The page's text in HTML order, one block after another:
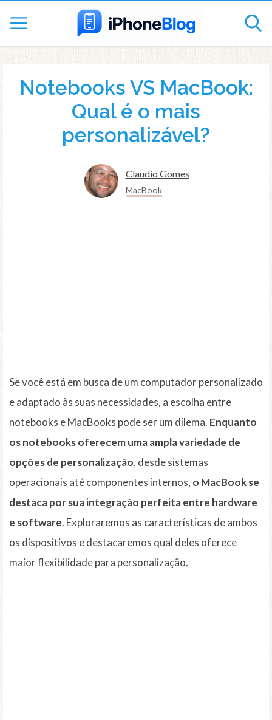
Notebooks VS MacBook:
Qual é o mais
personalizável?
Claudio Gomes
MacBook
Se você está em busca de um computador personalizado
e adaptado às suas necessidades, a escolha entre
notebooks e MacBooks pode ser um dilema. Enquanto
os notebooks oferecem uma ampla variedade de
opções de personalização, desde sistemas
operacionais até componentes internos, o MacBook se
destaca por sua integração perfeita entre hardware
e software. Exploraremos as características de ambos
os dispositivos e destacaremos qual deles oferece
maior flexibilidade para personalização.